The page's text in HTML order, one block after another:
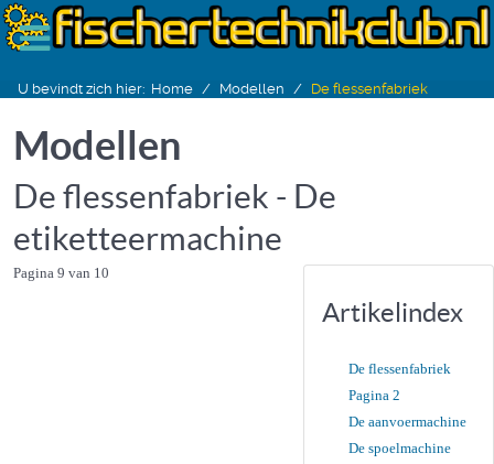
U bevindt zich hier: Home Modellen De flessenfabriek
Modellen
De flessenfabriek - De
etiketteermachine
Artikelindex
De flessenfabriek
Pagina 2
De aanvoermachine
De spoelmachine
Pagina 9 van 10